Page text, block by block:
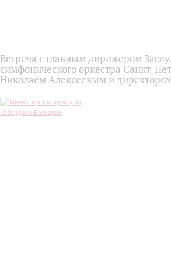
Встреча с главным дирижером
симфонического оркестра Санкт-
Николаем Алексеевым и